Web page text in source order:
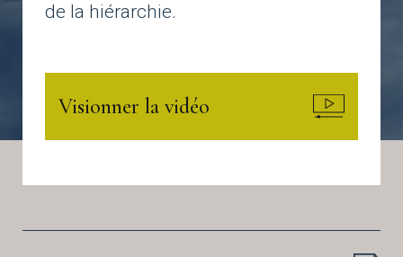
de la hiérarchie.
Visionner la vidéo